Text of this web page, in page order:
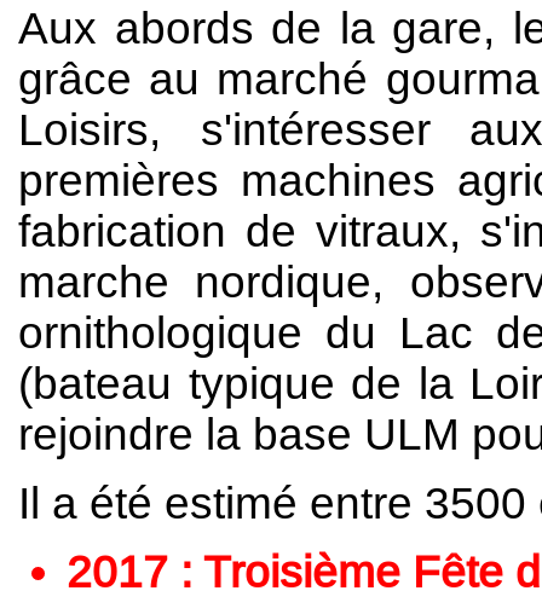
Aux abords de la gare,
grâce au marché
Loisirs, s'intéresser
premières machines
fabrication de vitraux,
marche nordique,
ornithologique du Lac
(bateau typique de la
rejoindre la base ULM
Il a été estimé entre
2017 : Troisième Fête